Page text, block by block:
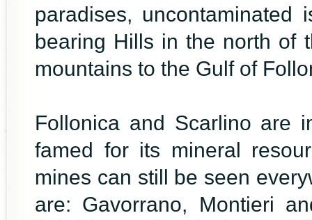
paradises, uncontaminated
bearing Hills in the north of
mountains to the Gulf of
Follonica and Scarlino are
famed for its mineral
mines can still be seen
are: Gavorrano, Montieri